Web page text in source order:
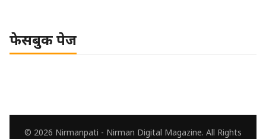
फेसबुक पेज
© 2026 Nirmanpati - Nirman Digital Magazine. All Rights